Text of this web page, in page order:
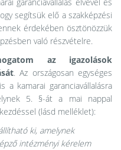
segítsük elő a szakképzési
érdekében ösztönözzük
való részvételre.
az igazolások
. Az országosan egységes
kamarai garanciavállalásra
5. §-át a mai nappal
(lásd melléklet):
ki, amelynek
intézményi kérelem